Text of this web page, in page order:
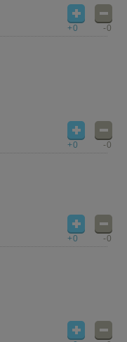
+0 -0
+0 -0
+0 -0